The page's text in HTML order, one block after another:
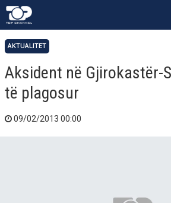
AKTUALITET
Aksident në Gjirokastër-
të plagosur
09/02/2013 00:00